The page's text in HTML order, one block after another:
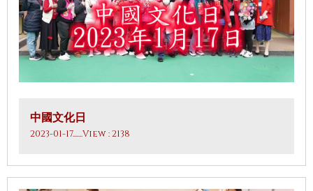
中國文化日
2023-01-17.......View : 2138